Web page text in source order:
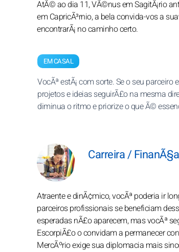
AtÃ© ao dia 11, VÃ©nus em SagitÃ¡rio
em CapricÃ³rnio, a bela convida-vos a
encontrarÃ¡ no caminho certo.
EM CASAL
VocÃª estÃ¡ com sorte. Se o seu parceiro
projetos e ideias seguirÃ£o na mesma
diminua o ritmo e priorize o que Ã©
Carreira /
Atraente e dinÃ¢mico, vocÃª poderia ir
parceiros profissionais se beneficiam
esperadas nÃ£o aparecem, mas vocÃª
EscorpiÃ£o o convidam a permanecer
MercÃºrio exige sua diplomacia mais